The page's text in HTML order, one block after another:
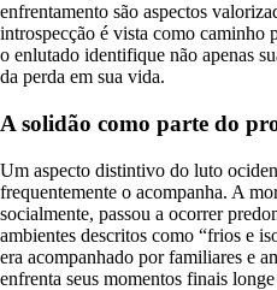
enfrentamento são aspectos
introspecção é vista como caminho
o enlutado identifique não apenas
da perda em sua vida.
A solidão como parte do
Um aspecto distintivo do luto
frequentemente o acompanha. A
socialmente, passou a ocorrer
ambientes descritos como “frios e
era acompanhado por familiares e
enfrenta seus momentos finais